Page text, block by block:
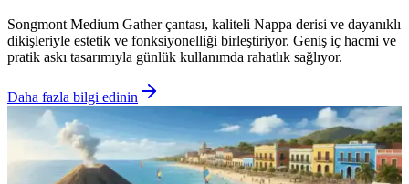
Songmont Medium Gather çantası, kaliteli Nappa derisi ve dayanıklı
dikişleriyle estetik ve fonksiyonelliği birleştiriyor. Geniş iç hacmi ve
pratik askı tasarımıyla günlük kullanımda rahatlık sağlıyor.
Daha fazla bilgi edinin